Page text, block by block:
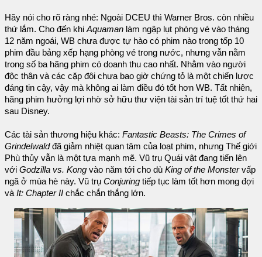
Hãy nói cho rõ ràng nhé: Ngoài DCEU thì Warner Bros. còn nhiều
thứ lắm. Cho đến khiAquaman làm ngập lụt phòng vé vào tháng
12 năm ngoái, WB chưa được tự hào có phim nào trong tốp 10
phim đầu bảng xếp hạng phòng vé trong nước, nhưng vẫn nằm
trong số ba hãng phim có doanh thu cao nhất. Nhằm vào người
độc thân và các cặp đôi chưa bao giờ chứng tỏ là một chiến lược
đáng tin cậy, vậy mà không ai làm điều đó tốt hơn WB. Tất nhiên,
hãng phim hưởng lợi nhờ sở hữu thư viện tài sản trí tuệ tốt thứ hai
sau Disney.
Các tài sản thương hiệu khác: Fantastic Beasts: The Crimes of
Grindelwaldđã giảm nhiệt quan tâm của loạt phim, nhưng Thế giới
Phù thủy vẫn là một tựa mạnh mẽ. Vũ trụ Quái vật đang tiến lên
với Godzilla vs. Kong vào năm tới cho dù King of the Monstervấp
ngã ở mùa hè này. Vũ trụ Conjuring tiếp tục làm tốt hơn mong đợi
vàIt: Chapter II chắc chắn thắng lớn.